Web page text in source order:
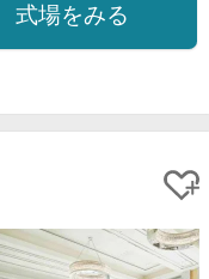
式場をみる